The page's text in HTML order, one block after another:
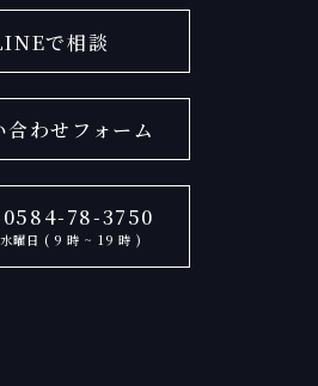
で相談
合わせフォーム
0584-78-3750
曜日 ( 9 時 ~ 19 時 )